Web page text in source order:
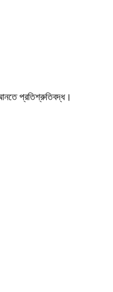
আনতে প্রতিশ্রুতিবদ্ধ।